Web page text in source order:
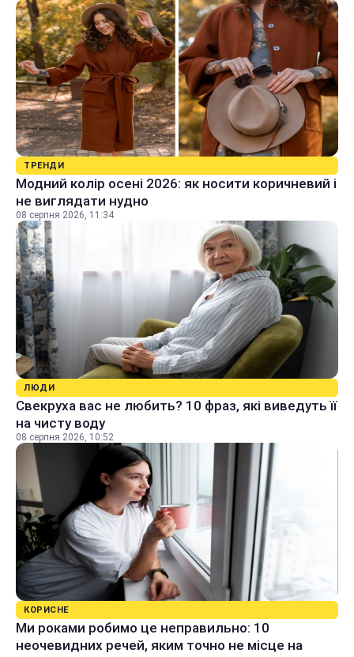
ТРЕНДИ
Модний колір осені 2026: як носити коричневий і
не виглядати нудно
08 серпня 2026, 11:34
ЛЮДИ
Свекруха вас не любить? 10 фраз, які виведуть її
на чисту воду
08 серпня 2026, 10:52
КОРИСНЕ
Ми роками робимо це неправильно: 10
неочевидних речей, яким точно не місце на